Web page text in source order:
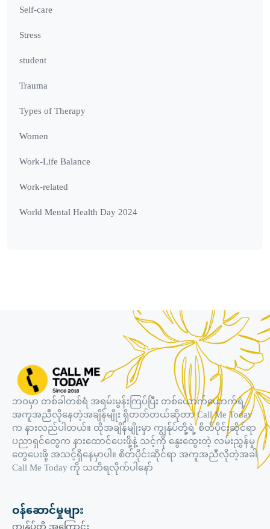
Self-care
Stress
student
Trauma
Types of Therapy
Women
Work-Life Balance
Work-related
World Mental Health Day 2024
ဘဝမှာ တစ်ခါတစ်ရံ အရမ်းမွန်းကြပ်ပြီး တစ်ယောက်ယောက်ရဲ့
အကူအညီလိုနေတဲ့အချိန်မျိုး ရှိတတ်တယ်ဆိုတာ Call Me Today
က နားလည်ပါတယ်။ ထိုအချိန်မျိုးမှာ ကျွန်ုပ်တို့ရဲ့ စိတ်ပိုင်းဆိုင်ရာ
ပညာရှင်တွေက နားထောင်ပေးဖို့နဲ့ သင့်ကို နွေးထွေးတဲ့ လမ်းညွှန်မှု
တွေပေးဖို့ အသင့်ရှိနေမှာပါ။ စိတ်ပိုင်းဆိုင်ရာ အကူအညီလိုတဲ့အခါ
Call Me Today ကို သတိရလိုက်ပါနော်
ဝန်ဆောင်မှုများ